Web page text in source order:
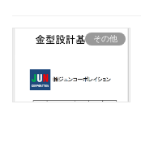
その他